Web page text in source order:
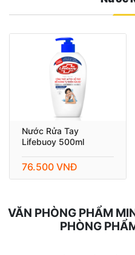
Nước Rửa Tay
Lifebuoy 500ml
76.500 VNĐ
VĂN PHÒNG PHẨM
PHÒNG